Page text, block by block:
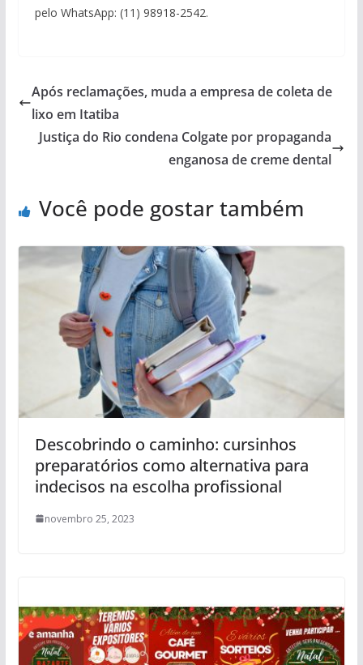
pelo WhatsApp: (11) 98918-2542.
Após reclamações, muda a empresa de coleta de
lixo em Itatiba
Justiça do Rio condena Colgate por propaganda
enganosa de creme dental
Você pode gostar também
Descobrindo o caminho: cursinhos
preparatórios como alternativa para
indecisos na escolha profissional
novembro 25, 2023